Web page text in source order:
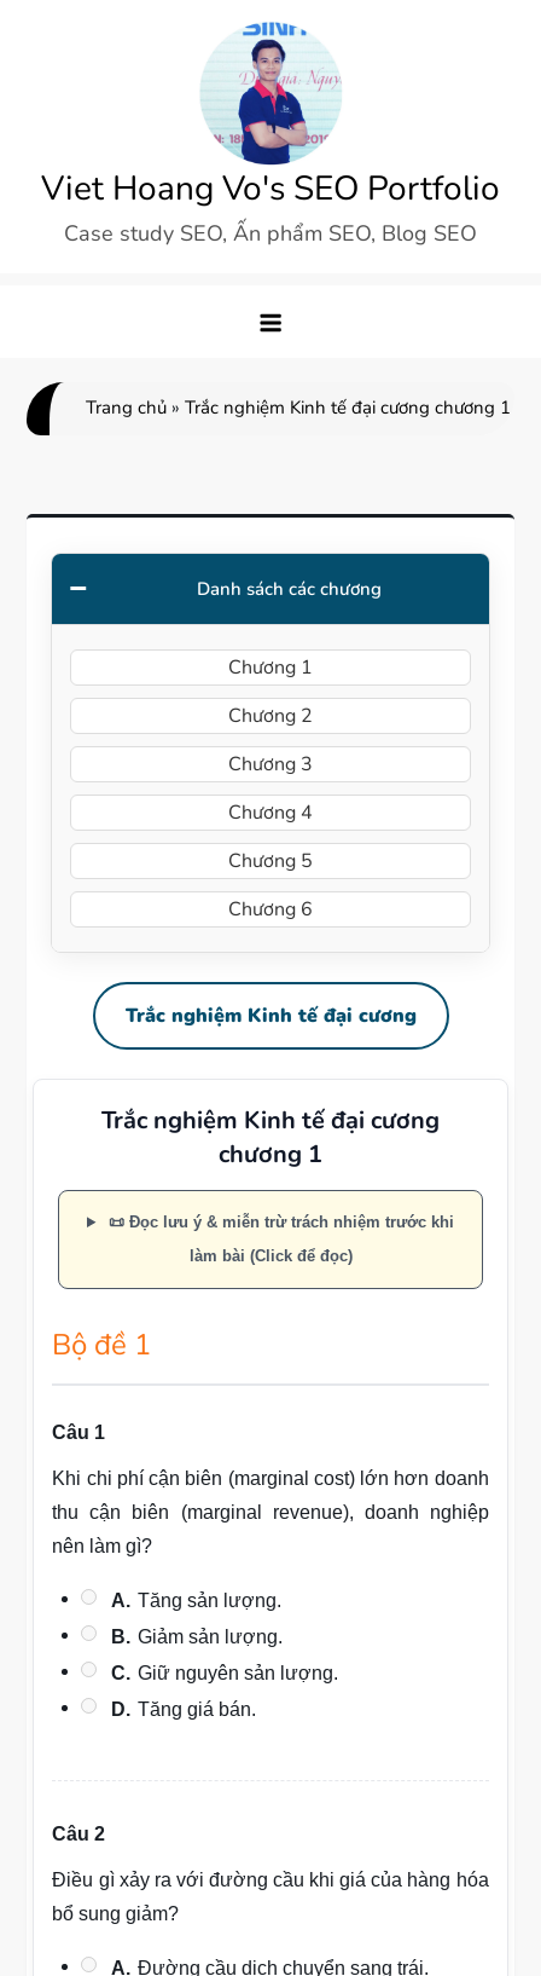
Viet Hoang Vo's SEO Portfolio
Case study SEO, Ấn phẩm SEO, Blog SEO
Trang chủ »Trắc nghiệm Kinh tế đại cương chương 1
Danh sách các chương
Chương 1
Chương 2
Chương 3
Chương 4
Chương 5
Chương 6
Trắc nghiệm Kinh tế đại cương
Trắc nghiệm Kinh tế đại cương
chương 1
📜 Đọc lưu ý & miễn trừ trách nhiệm trước khi
làm bài (Click để đọc)
Bộ đề 1
Câu 1
Khi chi phí cận biên (marginal cost) lớn hơn doanh
thu cận biên (marginal revenue), doanh nghiệp
nên làm gì?
A. Tăng sản lượng.
B. Giảm sản lượng.
C. Giữ nguyên sản lượng.
D. Tăng giá bán.
Câu 2
Điều gì xảy ra với đường cầu khi giá của hàng hóa
bổ sung giảm?
A. Đường cầu dịch chuyển sang trái.